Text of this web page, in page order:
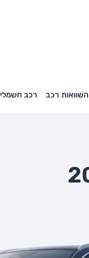
השוואות רכב רכב חשמלי